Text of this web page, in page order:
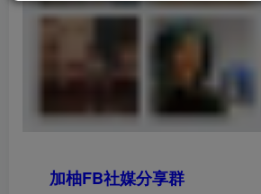
加柚FB社媒分享群